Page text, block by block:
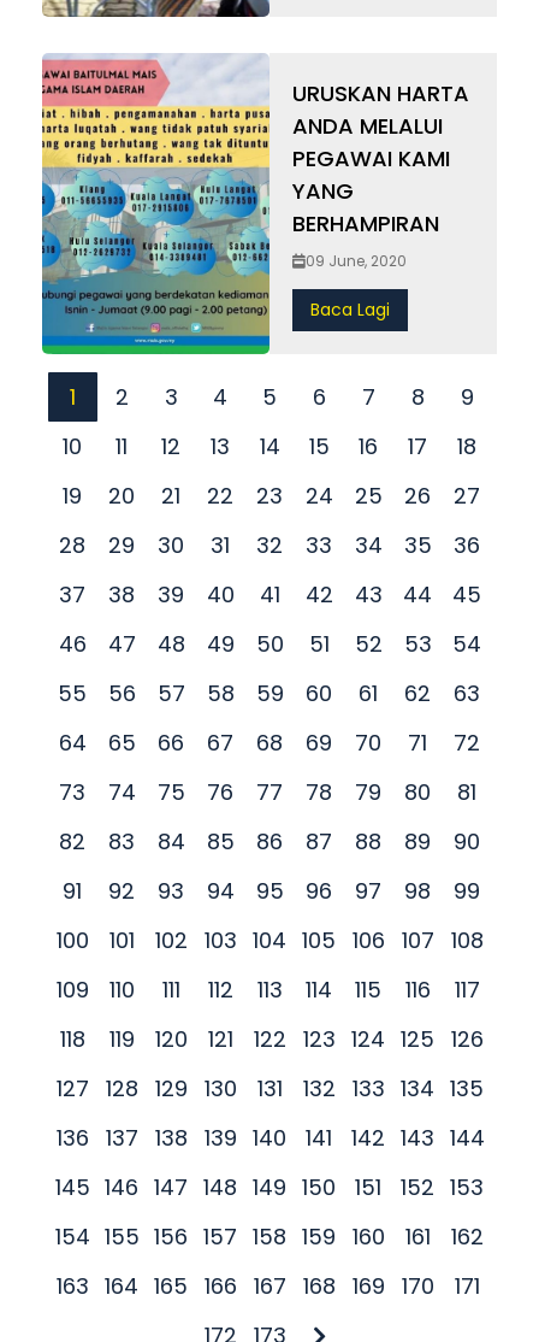
URUSKAN HARTA
ANDA MELALUI
PEGAWAI KAMI
YANG
BERHAMPIRAN
09 June, 2020
Baca Lagi
1 2 3 4 5 6 7 8
9
10
11 12 13 14 15 16 17
18
19
20 21 22 23 24 25 26
27
28
29 30 31 32 33 34 35
36
37
38 39 40 41 42 43 44
45
46
47 48 49 50 51 52 53
54
55
56 57 58 59 60 61 62
63
64
65 66 67 68 69 70 71
72
73
74 75 76 77 78 79 80
81
82
83 84 85 86 87 88 89
90
91
92 93 94 95 96 97 98
99
100
101 102 103 104 105 106 107 108
109
110 111 112 113 114 115 116
117
118
119 120 121 122 123 124 125 126
127 128 129 130 131 132 133 134 135
136 137 138 139 140 141 142 143 144
145 146 147 148 149 150 151 152 153
154 155 156 157 158 159 160 161
162
163 164 165 166 167 168 169 170
171
172 173